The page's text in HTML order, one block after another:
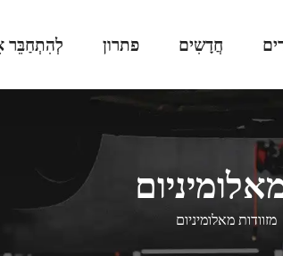
חֲדָשִים פתרון לְהִתְחַבֵּר
מזוודות מאלומיניום